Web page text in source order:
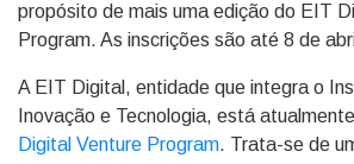
propósito de mais uma edição do EIT
Program. As inscrições são até 8 de
A EIT Digital, entidade que integra o
Inovação e Tecnologia, está
Digital Venture Program. Trata-se de